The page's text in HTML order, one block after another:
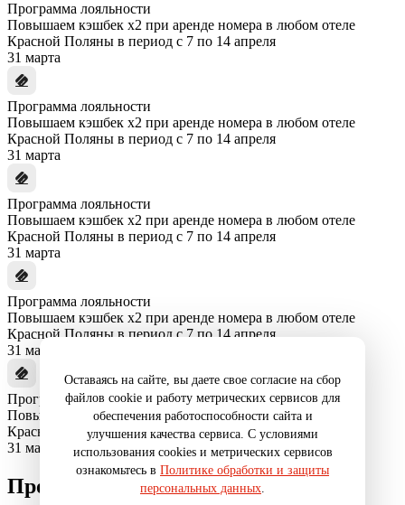
Оставаясь на сайте, вы даете свое согласие на сбор
файлов cookie и работу метрических сервисов для
обеспечения работоспособности сайта и
улучшения качества сервиса. С условиями
использования cookies и метрических сервисов
ознакомьтесь в Политике обработки и защиты
персональных данных.
Программа лояльности
Повышаем кэшбек x2 при аренде номера в любом отеле
Красной Поляны в период с 7 по 14 апреля
31 марта
Программа лояльности
Повышаем кэшбек x2 при аренде номера в любом отеле
Красной Поляны в период с 7 по 14 апреля
31 марта
Программа лояльности
Повышаем кэшбек x2 при аренде номера в любом отеле
Красной Поляны в период с 7 по 14 апреля
31 марта
Программа лояльности
Повышаем кэшбек x2 при аренде номера в любом отеле
Красной Поляны в период с 7 по 14 апреля
31 марта
Программа лояльности
Повышаем кэшбек x2 при аренде номера в любом отеле
Красной Поляны в период с 7 по 14 апреля
31 марта
Промокод